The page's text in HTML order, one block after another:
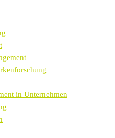
in Unternehmen